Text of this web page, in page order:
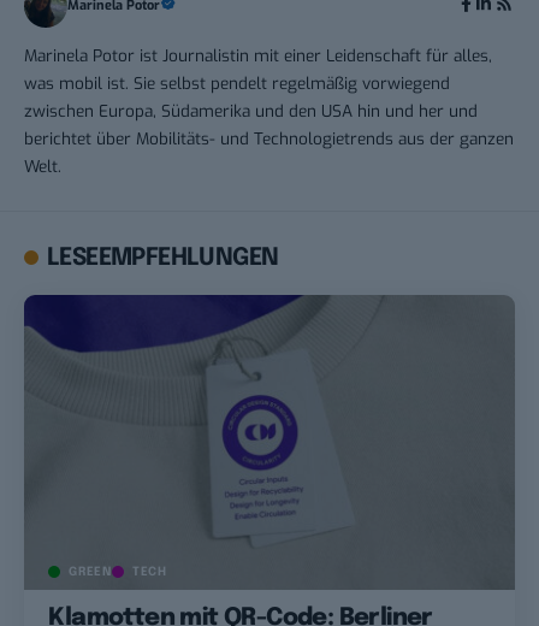
Marinela Potor
Marinela Potor ist Journalistin mit einer Leidenschaft für alles,
was mobil ist. Sie selbst pendelt regelmäßig vorwiegend
zwischen Europa, Südamerika und den USA hin und her und
berichtet über Mobilitäts- und Technologietrends aus der ganzen
Welt.
LESEEMPFEHLUNGEN
GREEN TECH
Klamotten mit QR-Code: Berliner